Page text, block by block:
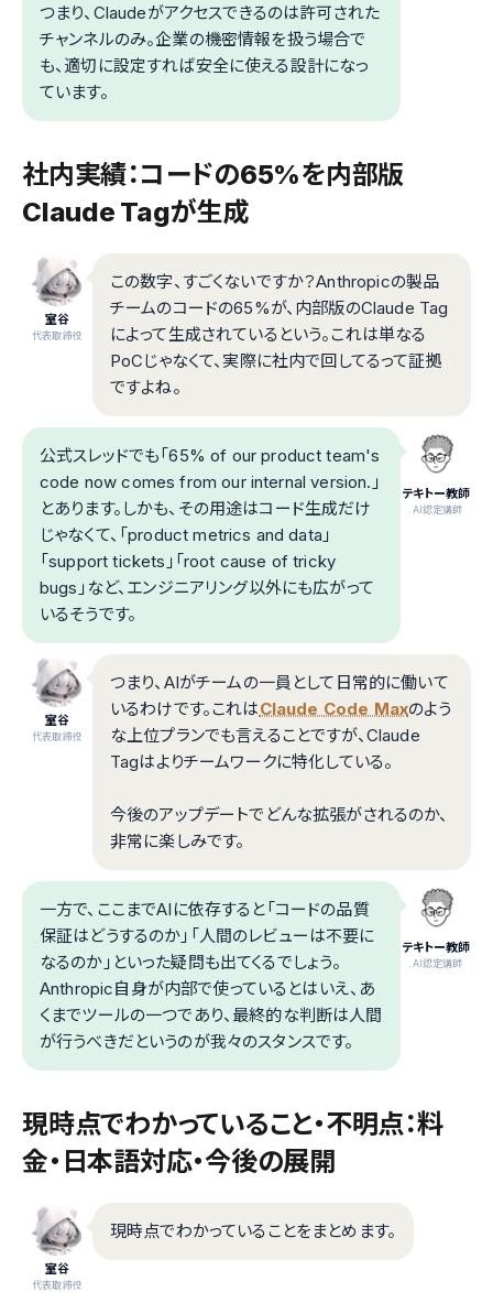
つまり、Claudeがアクセスできるのは許可された
チャンネルのみ。企業の機密情報を扱う場合で
も、適切に設定すれば安全に使える設計になっ
ています。
社内実績：コードの65%を内部版
Claude Tagが生成
室谷
代表取締役
この数字、すごくないですか？Anthropicの製品
チームのコードの65%が、内部版のClaude Tag
によって生成されているという。これは単なる
PoCじゃなくて、実際に社内で回してるって証拠
ですよね。
テキトー教師
.AI認定講師
公式スレッドでも「65% of our product team's
code now comes from our internal version.」
とあります。しかも、その用途はコード生成だけ
じゃなくて、「product metrics and data」
「support tickets」「root cause of tricky
bugs」など、エンジニアリング以外にも広がって
いるそうです。
室谷
代表取締役
つまり、AIがチームの一員として日常的に働いて
いるわけです。これはClaude Code Maxのよう
な上位プランでも言えることですが、Claude
Tagはよりチームワークに特化している。
今後のアップデートでどんな拡張がされるのか、
非常に楽しみです。
テキトー教師
.AI認定講師
一方で、ここまでAIに依存すると「コードの品質
保証はどうするのか」「人間のレビューは不要に
なるのか」といった疑問も出てくるでしょう。
Anthropic自身が内部で使っているとはいえ、あ
くまでツールの一つであり、最終的な判断は人間
が行うべきだというのが我々のスタンスです。
現時点でわかっていること・不明点：料
金・日本語対応・今後の展開
室谷
代表取締役
現時点でわかっていることをまとめます。